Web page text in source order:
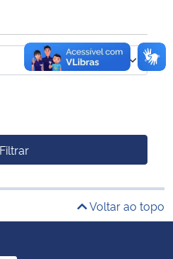
Filtrar
Voltar ao topo